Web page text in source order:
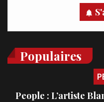
Populaires
People : L’artiste